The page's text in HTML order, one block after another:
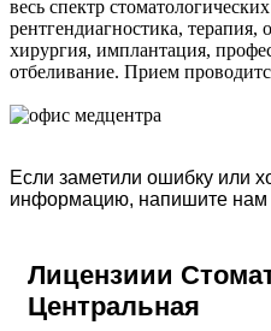
весь спектр
рентгендиагностика, терапия,
хирургия, имплантация,
отбеливание. Прием
Если заметили ошибку или
информацию, напишите нам
Лицензиии
Центральная